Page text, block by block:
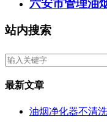
六安市管理油
站内搜索
最新文章
油烟净化器不清